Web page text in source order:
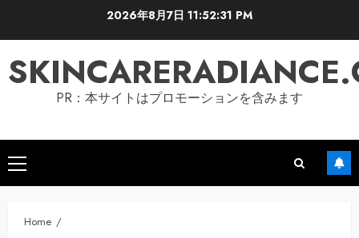
2026年8月7日 11:52:32 PM
PR：本サイトはプロモーションを含みます
Primary
Menu
Home